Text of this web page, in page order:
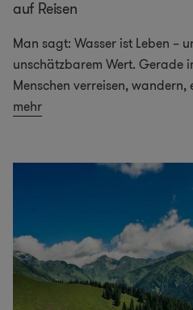
auf Reisen
Man sagt: Wasser ist Leben –
unschätzbarem Wert. Gerade
Menschen verreisen, wandern,
mehr